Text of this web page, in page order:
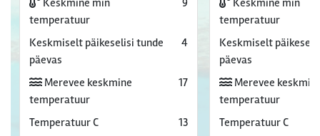
Keskmine min
temperatuur
9
Keskmiselt päikeselisi tunde
päevas
4
Merevee keskmine
temperatuur
17
Temperatuur C
13
Keskmine min
temperatuur
Keskmiselt
päevas
Merevee
temperatuur
Temperatuur C